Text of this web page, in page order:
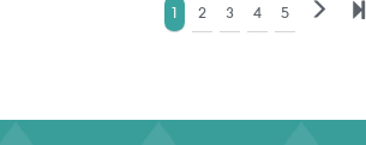
1 2 3 4 5